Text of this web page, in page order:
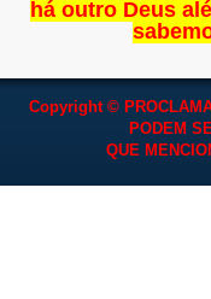
há outro Deus
Copyright ©
PODEM
QUE